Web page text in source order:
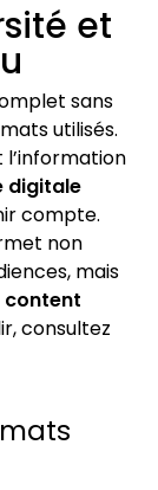
et
sans
utilisés.
l’information
digitale
compte.
non
mais
content
consultez